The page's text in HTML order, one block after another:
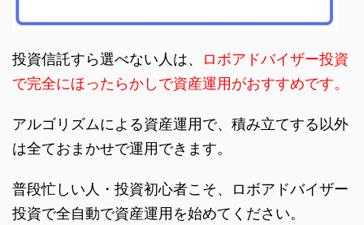
投資信託すら選べない人は、
ロボアドバイザー投資
で完全にほったらかしで資産運用がおすすめです。
アルゴリズムによる資産運用で、積み立てする以外
は全ておまかせで運用できます。
普段忙しい人・投資初心者こそ、ロボアドバイザー
投資で全自動で資産運用を始めてください。